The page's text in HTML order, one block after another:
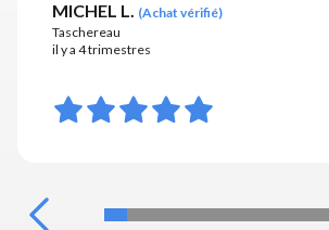
MICHEL L. (Achat vérifié)
Taschereau
il y a 4 trimestres